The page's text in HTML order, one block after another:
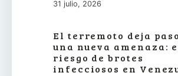
31 julio, 2026
El terremoto deja
una nueva amenaza:
riesgo de brotes
infecciosos en